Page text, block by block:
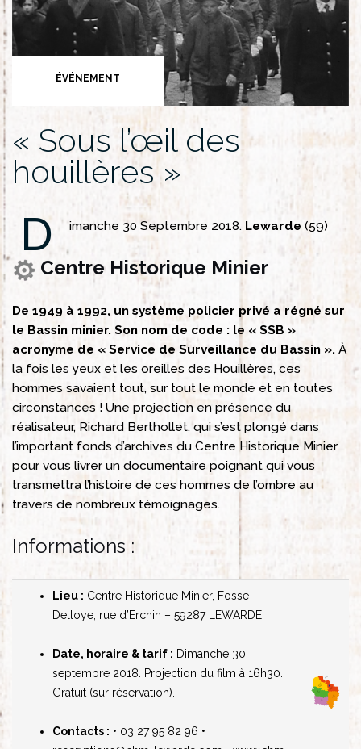
ÉVÉNEMENT
« Sous l’œil des
houillères »
D imanche 30 Septembre 2018. Lewarde (59)
Centre Historique Minier
De 1949 à 1992, un système policier privé a régné sur
le Bassin minier. Son nom de code : le « SSB »
acronyme de « Service de Surveillance du Bassin ». À
la fois les yeux et les oreilles des Houillères, ces
hommes savaient tout, sur tout le monde et en toutes
circonstances ! Une projection en présence du
réalisateur, Richard Berthollet, qui s’est plongé dans
l’important fonds d’archives du Centre Historique Minier
pour vous livrer un documentaire poignant qui vous
transmettra l’histoire de ces hommes de l’ombre au
travers de nombreux témoignages.
Informations :
Lieu : Centre Historique Minier, Fosse
Delloye, rue d’Erchin – 59287 LEWARDE
Date, horaire & tarif : Dimanche 30
septembre 2018.
Projection du film à 16h30.
Gratuit (sur réservation).
Contacts : • 03 27 95 82 96 •